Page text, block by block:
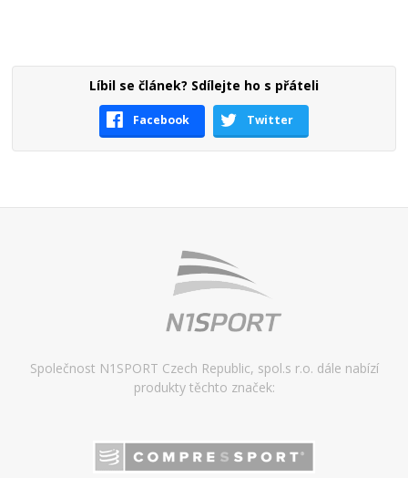
Líbil se článek? Sdílejte ho s přáteli
Facebook Twitter
Společnost N1SPORT Czech Republic, spol.s r.o. dále nabízí
produkty těchto značek: